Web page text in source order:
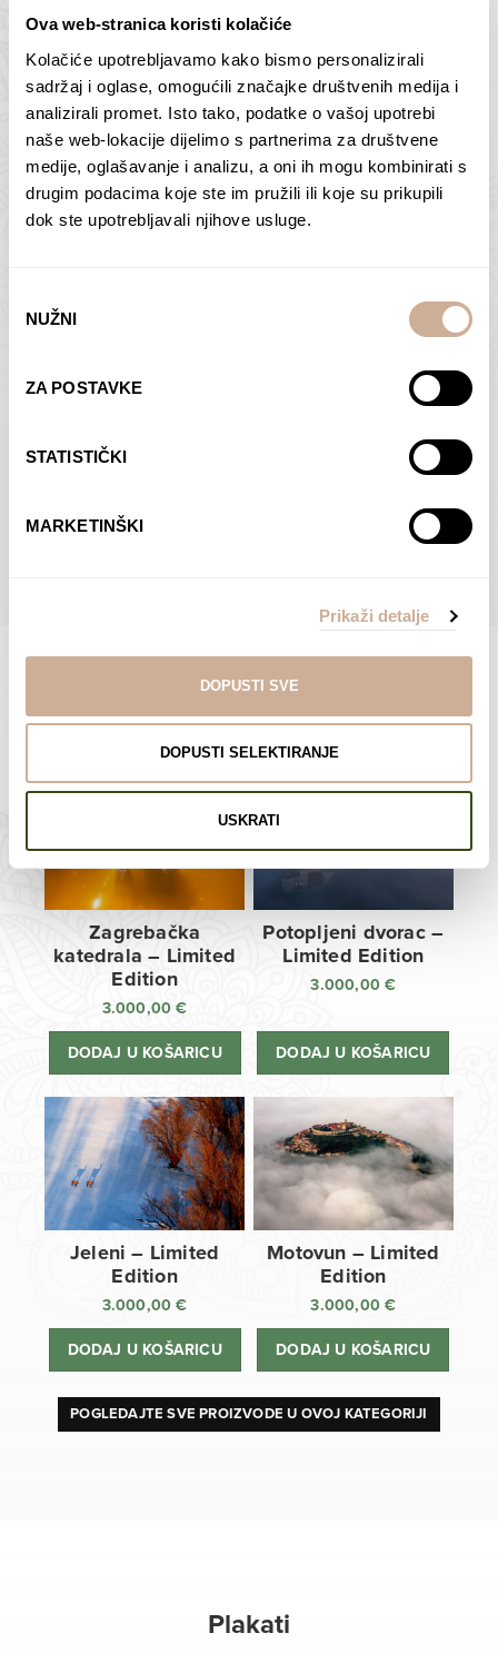
Ova web-stranica koristi kolačiće
Kolačiće upotrebljavamo kako bismo personalizirali
sadržaj i oglase, omogućili značajke društvenih medija i
analizirali promet. Isto tako, podatke o vašoj upotrebi
naše web-lokacije dijelimo s partnerima za društvene
medije, oglašavanje i analizu, a oni ih mogu kombinirati s
drugim podacima koje ste im pružili ili koje su prikupili
dok ste upotrebljavali njihove usluge.
pristanka
NUŽNI
ZA POSTAVKE
STATISTIČKI
MARKETINŠKI
Prikaži detalje
DOPUSTI SVE
DOPUSTI SELEKTIRANJE
USKRATI
Butan – ljudi 2
75,00€ – 138,00€Raspon
cijena:
od
75,00 €
138,00 €
ODABERI OPCIJE
Antarktika – krajolik
2
75,00€ – 138,00€Raspon
cijena:
od
ODABERI OPCIJE
Dolac
ODABERI OPCIJE
Moreškanti – sjena
€Raspon
od
75,00 €
do
138,00 €
ODABERI OPCIJE
POGLEDAJTE SVE PROIZVODE U OVOJ KATEGORIJI
Limited Edition Fotografije
Zagrebačka
katedrala – Limited
Edition
3.000,00€
DODAJ U KOŠARICU
Potopljeni dvorac –
Limited Edition
3.000,00€
DODAJ U KOŠARICU
Jeleni – Limited
Edition
3.000,00€
DODAJ U KOŠARICU
Motovun – Limited
Edition
3.000,00€
DODAJ U KOŠARICU
POGLEDAJTE SVE PROIZVODE U OVOJ KATEGORIJI
Plakati